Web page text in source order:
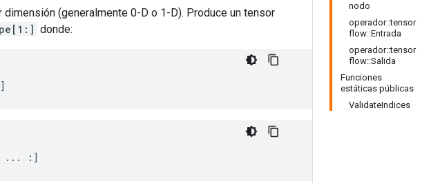
nodo
operador::tensor
flow::Entrada
operador::tensor
flow::Salida
Funciones
estáticas públicas
ValidateIndices
(generalmente 0-D o ​​1-D). Produce un tensor
donde:
... :]